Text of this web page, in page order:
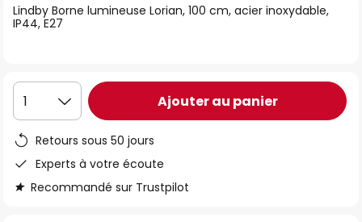
the
images
Lindby Borne lumineuse Lorian, 100 cm, acier inoxydable,
IP44, E27
1 Ajouter au panier
Retours sous 50 jours
Experts à votre écoute
Recommandé sur Trustpilot